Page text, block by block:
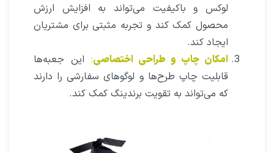
لوکس و باکیفیت می‌تواند به افزایش ارزش
محصول کمک کند و تجربه مثبتی برای مشتریان
ایجاد کند.
امکان چاپ و طراحی اختصاصی: این جعبه‌ها
قابلیت چاپ طرح‌ها و لوگوهای سفارشی را دارند
که می‌تواند به تقویت برندینگ کمک کند.